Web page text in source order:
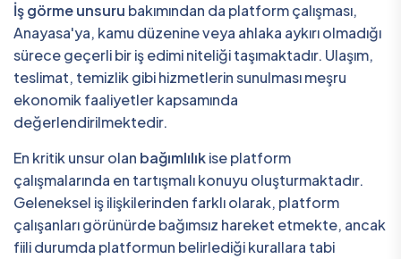
İş görme unsuru bakımından da platform çalışması,
Anayasa'ya, kamu düzenine veya ahlaka aykırı olmadığı
sürece geçerli bir iş edimi niteliği taşımaktadır. Ulaşım,
teslimat, temizlik gibi hizmetlerin sunulması meşru
ekonomik faaliyetler kapsamında
değerlendirilmektedir.
En kritik unsur olan bağımlılıkise platform
çalışmalarında en tartışmalı konuyu oluşturmaktadır.
Geleneksel iş ilişkilerinden farklı olarak, platform
çalışanları görünürde bağımsız hareket etmekte, ancak
fiili durumda platformun belirlediği kurallara tabi